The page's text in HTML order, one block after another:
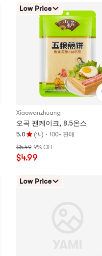
Low Price
Xiaowanzhuang
오곡 팬케이크, 8.5온스
5.0
평
점
5.0
별,
(14) · 100+ 판매
$5.49 9% OFF
$4.99
Low Price